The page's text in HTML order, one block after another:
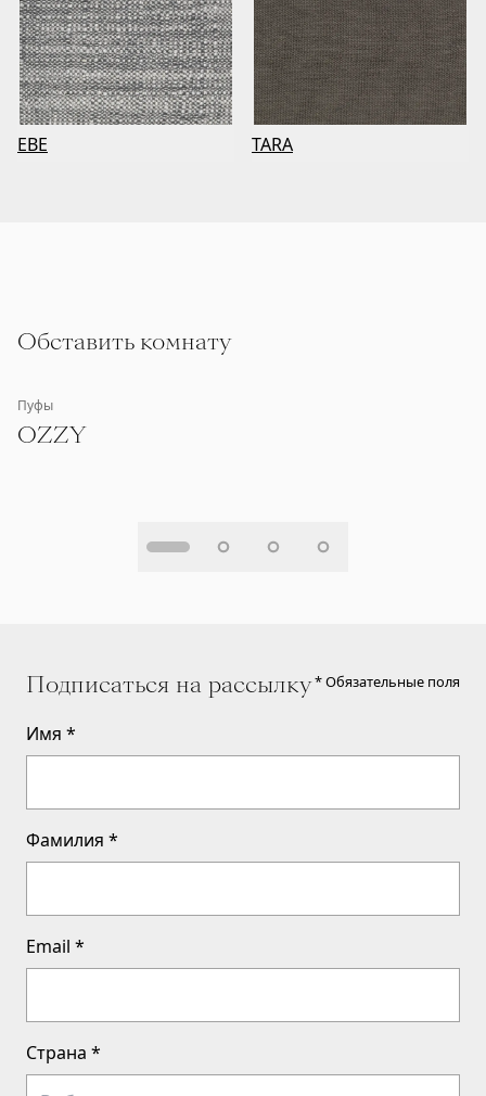
EBE TARA
Обставить комнату
Пуфы
OZZY
Подписаться на рассылку* Обязательные поля
Имя *
Фамилия *
Email *
Страна *